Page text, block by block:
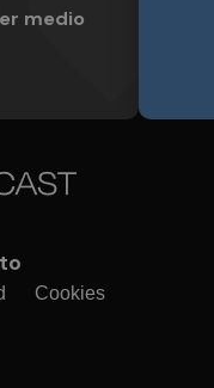
medio
Cookies